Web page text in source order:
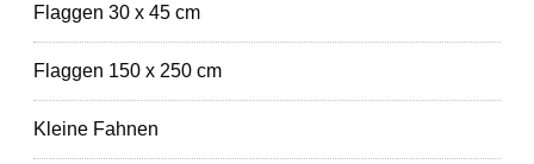
Flaggen 30 x 45 cm
Flaggen 150 x 250 cm
Kleine Fahnen